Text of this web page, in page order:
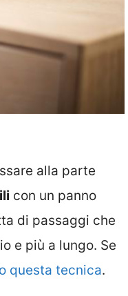
alla parte
con un panno
di passaggi che
e più a lungo. Se
questa tecnica.